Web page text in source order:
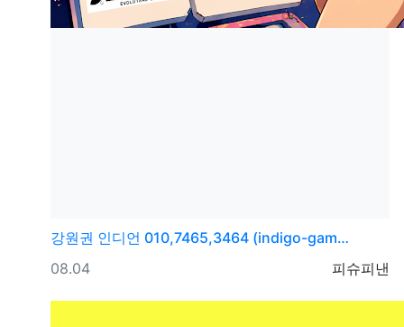
강원권 인디언 010,7465,3464 (indigo-gam…
등록자
피슈피낸
등록일
08.04